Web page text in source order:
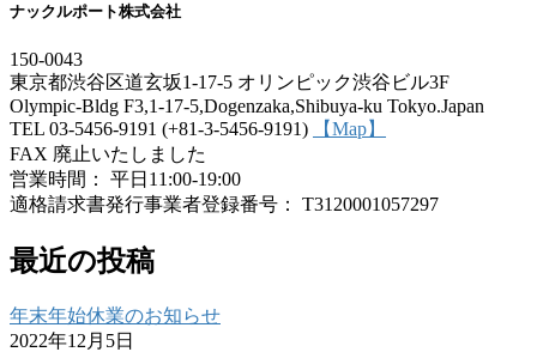
ナックルポート株式会社
150-0043
東京都渋谷区道玄坂1-17-5 オリンピック渋谷ビル3F
Olympic-Bldg F3,1-17-5,Dogenzaka,Shibuya-ku Tokyo.Japan
TEL 03-5456-9191 (+81-3-5456-9191)
【Map】
FAX 廃止いたしました
営業時間： 平日11:00-19:00
適格請求書発行事業者登録番号： T3120001057297
最近の投稿
年末年始休業のお知らせ
2022年12月5日